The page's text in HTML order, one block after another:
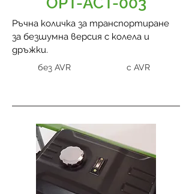
Ръчна количка за транспортиране
за безшумна версия с колела и
дръжки.
без AVR с AVR